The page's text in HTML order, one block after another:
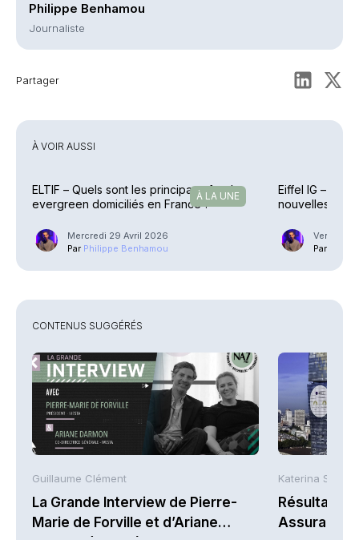
Philippe Benhamou
Journaliste
Partager
À VOIR AUSSI
À LA UNE
ELTIF – Quels sont les principaux fonds
evergreen domiciliés en France ?
Mercredi 29 Avril 2026
Par Philippe Benhamou
Eiffel IG –
nouvelles
Vendredi
Par
CONTENUS SUGGÉRÉS
Guillaume Clément
La Grande Interview de Pierre-
Marie de Forville et d’Ariane
Katerina
Résultats